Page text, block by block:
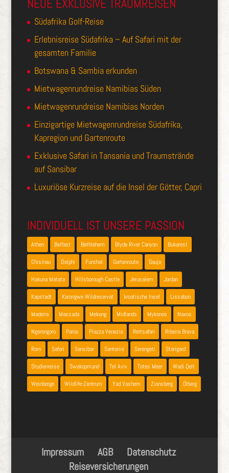
Südafrika Golf-Reise
Erlebnisreise Südafrika – Auf Safari mit der
gesamten Familie
Botswana & Sambia erkunden
Mietwagenrundreise Namibias Süden
Mietwagenrundreise Namibias Norden
Einzigartige Mietwagenrundreise Südafrika,
Kapregion und Gartenroute
Exklusive Safari in Tansania und Traumstrände
auf Sansibar
Luxuriöse Kurzreise auf die Insel der Götter, Capri
INDIVIDUELL IST UNSERE PASSION
Athen Belfast Bethlehem Blyde River Canyon Bukarest
Chisinau Delphi Funchal Gartenroute Gauja
Hakuna Matata Hillsborough Castle Jerusalem Jordan
Kapstadt Karongwe Wildreservat kroatische Insel Lissabon
Madeira Massada Mekong Midlands Mykonos Naxos
Ngorongoro Paros Piazza Venezia Reitsafari Ribeira Brava
Rom Safari Sansibar Santorini Serengeti Starigard
Studienreise Swakopmund Tel Aviv Totes Meer Wadi Qelt
Weinberge Wildlife-Zentrum Yad Vashem Zionsberg Ölberg
Impressum AGB
Datenschutz
Reiseversicherungen